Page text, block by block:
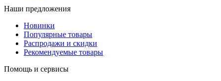
Наши предложения
Новинки
Популярные товары
Распродажи и скидки
Рекомендуемые товары
Помощь и сервисы